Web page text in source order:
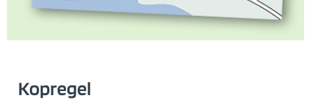
Kopregel